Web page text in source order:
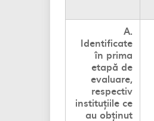
A.
Identificate
în prima
etapă de
evaluare,
respectiv
instituțiile ce
au obținut